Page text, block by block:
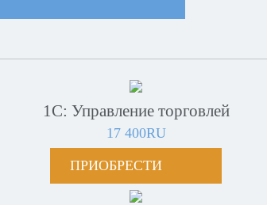
1С: Управление торговлей
17 400RU
ПРИОБРЕСТИ